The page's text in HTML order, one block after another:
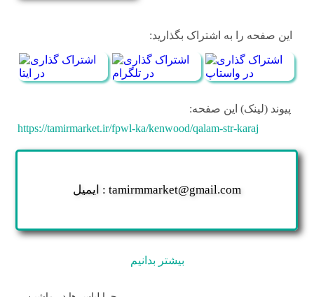
این صفحه را به اشتراک بگذارید:
پیوند (لینک) این صفحه:
https://tamirmarket.ir/fpwl-ka/kenwood/qalam-str-karaj
ایمیل : tamirmmarket@gmail.com
بیشتر بدانیم